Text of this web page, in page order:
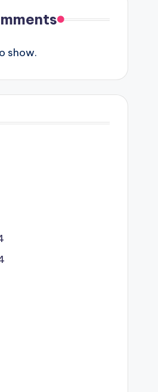
show.